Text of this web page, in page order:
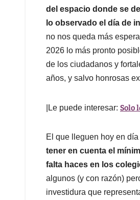
del espacio donde se
lo observado el día de
no nos queda más
2026 lo más pronto
de los ciudadanos y
años, y salvo honrosas
|Le puede interesar: Solo
El que lleguen hoy en
tener en cuenta el
falta haces en los
algunos (y con razón)
investidura que